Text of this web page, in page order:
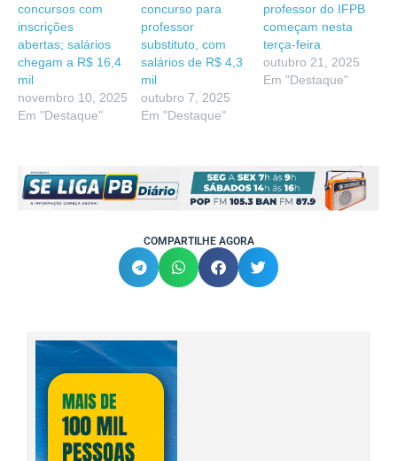
concursos com
inscrições
abertas; salários
chegam a R$ 16,4
mil
novembro 10, 2025
Em "Destaque"
concurso para
professor
substituto, com
salários de R$ 4,3
mil
outubro 7, 2025
Em "Destaque"
professor do IFPB
começam nesta
terça-feira
outubro 21, 2025
Em "Destaque"
COMPARTILHE AGORA